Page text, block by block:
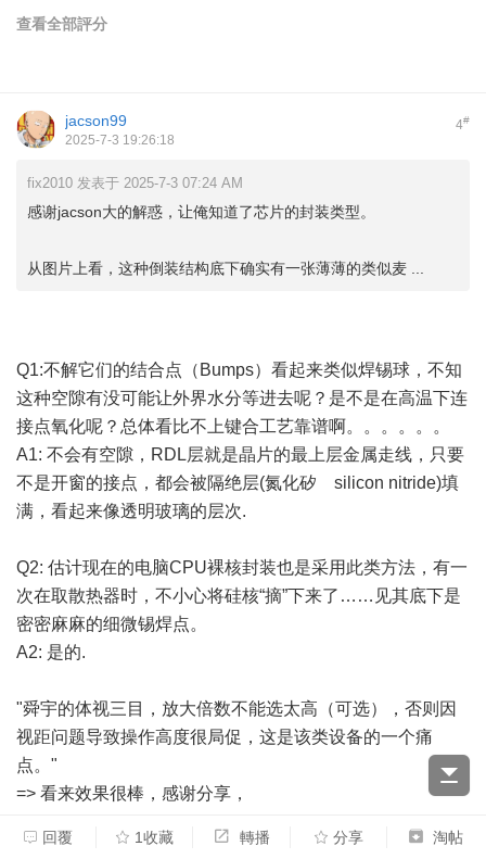
查看全部評分
4#
jacson99
2025-7-3 19:26:18
fix2010 发表于 2025-7-3 07:24 AM
感谢jacson大的解惑，让俺知道了芯片的封装类型。
从图片上看，这种倒装结构底下确实有一张薄薄的类似麦 ...
Q1:不解它们的结合点（Bumps）看起来类似焊锡球，不知
这种空隙有没可能让外界水分等进去呢？是不是在高温下连
接点氧化呢？总体看比不上键合工艺靠谱啊。。。。。。
A1: 不会有空隙，RDL层就是晶片的最上层金属走线，只要
不是开窗的接点，都会被隔绝层(氮化矽 silicon nitride)填
满，看起来像透明玻璃的层次.
Q2: 估计现在的电脑CPU裸核封装也是采用此类方法，有一
次在取散热器时，不小心将硅核“摘”下来了……见其底下是
密密麻麻的细微锡焊点。
A2: 是的.
"舜宇的体视三目，放大倍数不能选太高（可选），否则因
视距问题导致操作高度很局促，这是该类设备的一个痛
点。"
=> 看来效果很棒，感谢分享，
回覆 1收藏 轉播 分享 淘帖